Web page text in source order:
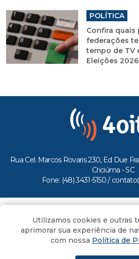
POLÍTICA
Confira quais
federações
tempo de TV
Eleições 2026
Rua Cel. Marcos Rovaris 230, Ed Due
Criciúma - SC
Fone: (48) 3431-5150 /
Todos os direitos reservados
Utilizamos cookies e outras
aprimorar sua experiência de
com nossa Política de